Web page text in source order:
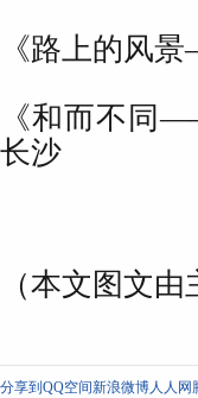
《路上的风
《和而不同
长沙
（本文图文由
分享到 QQ空间新浪微博人人网